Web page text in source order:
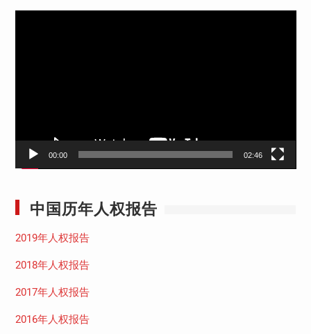
00:00 02:46
中国历年人权报告
2019年人权报告
2018年人权报告
2017年人权报告
2016年人权报告